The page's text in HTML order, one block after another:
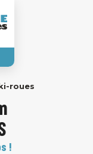
roues
!